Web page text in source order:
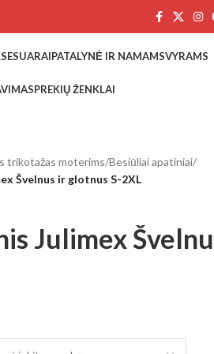
PATALYNĖ IR NAMAMSVYRAMS
PREKIŲ ŽENKLAI
trikotažas moterims/Besiūliai apatiniai/
Švelnus ir glotnus S-2XL
Julimex